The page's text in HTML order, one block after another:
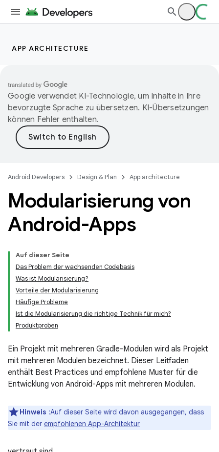
APP ARCHITECTURE
Google verwendet KI-Technologie, um Inhalte in Ihre
bevorzugte Sprache zu übersetzen. KI-Übersetzungen
können Fehler enthalten.
Android Developers Design & Plan App architecture
Modularisierung von
Android-Apps
Auf dieser Seite
Das Problem der wachsenden Codebasis
Was ist Modularisierung?
Vorteile der Modularisierung
Häufige Probleme
Ist die Modularisierung die richtige Technik für mich?
Produktproben
Ein Projekt mit mehreren Gradle-Modulen wird als Projekt
mit mehreren Modulen bezeichnet. Dieser Leitfaden
enthält Best Practices und empfohlene Muster für die
Entwicklung von Android-Apps mit mehreren Modulen.
Hinweis :Auf dieser Seite wird davon ausgegangen, dass
Sie mit der empfohlenen App-Architektur